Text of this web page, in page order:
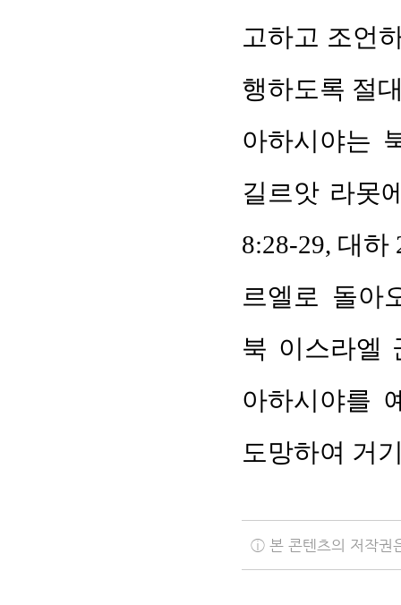
고하고 조언
행하도록 절
아하시야는
길르앗 라못
8:28-29, 대
르엘로 돌아
북 이스라엘
아하시야를
도망하여 거
ⓘ 본 콘텐츠의 저작권